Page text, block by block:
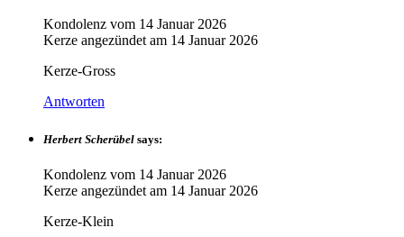
Kondolenz vom 14 Januar 2026
Kerze angezündet am 14 Januar 2026
Kerze-Gross
Antworten
Herbert Scherübel says:
Kondolenz vom 14 Januar 2026
Kerze angezündet am 14 Januar 2026
Kerze-Klein